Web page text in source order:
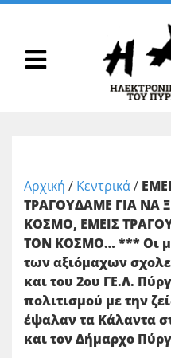
Αρχική / Κεντρικά/
ΤΡΑΓΟΥΔΑΜΕ ΓΙΑ ΝΑ
ΚΟΣΜΟ, ΕΜΕΙΣ
ΤΟΝ ΚΟΣΜΟ… *** Οι
των αξιόμαχων
και του 2ου ΓΕ.Λ.
πολιτισμού με την
έψαλαν τα Κάλαντα
και τον Δήμαρχο